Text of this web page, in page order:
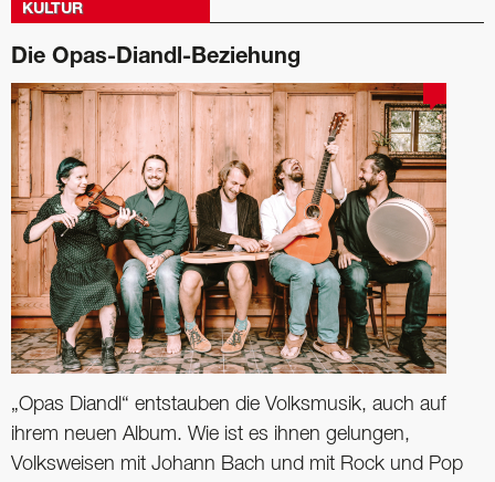
KULTUR
Die Opas-Diandl-Beziehung
„Opas Diandl“ entstauben die Volksmusik, auch auf
ihrem neuen Album. Wie ist es ihnen gelungen,
Volksweisen mit Johann Bach und mit Rock und Pop